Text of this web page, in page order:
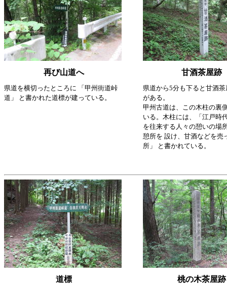
再び山道へ 甘酒茶屋跡
県道を横切ったところに 「甲州街道峠
道」 と書かれた道標が建っている。
県道から5分も下ると甘酒
がある。
甲州古道は、この木柱の裏
いる。木柱には、「江戸時
を往来する人々の憩いの場
憩所を 設け、甘酒などを売
所」 と書かれている。
道標 桃の木茶屋跡